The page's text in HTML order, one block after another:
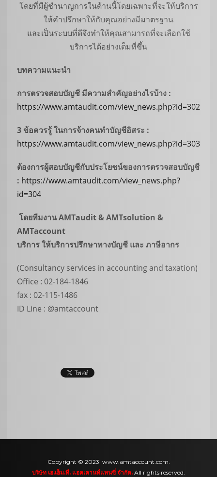
โดยที่มีผู้ชำนาญการในด้านนี้โดยเฉพาะที่จะให้บริการ
ให้คำปรึกษาให้กับคุณอย่างมีมาตรฐาน
และเป็นระบบที่ดีจึงทำให้คุณสามารถที่จะเลือกใช้
บริการได้อย่างเต็มที่ขึ้น
บทความแนะนำ
การตรวจสอบบัญชี มีความสำคัญอย่างไรบ้าง :
https://www.amtaudit.com/view_news.php?id=302
3 ข้อควรรู้ ในการจ้างคนทำบัญชีอิสระ :
https://www.amtaudit.com/view_news.php?id=303
ต้องการผู้สอบบัญชีกับประโยชน์ของการตรวจสอบบัญชี
: https://www.amtaudit.com/view_news.php?
id=304
โดยทีมงานAMTaudit & AMTsolution &
AMTaccount
บริการ ให้บริการปรึกษาทางบัญชี และ ภาษีอากร
(Consultancy services in accounting and taxation)
Office : 02-184-1846
fax : 02-115-1486
ID Line : @amtaccount
Copyright © 2023 www.amtaccount.com.
บริษัท เอ.เอ็ม.ที. แอคเคานท์แทนซี่ จำกัด. All rights reserved.